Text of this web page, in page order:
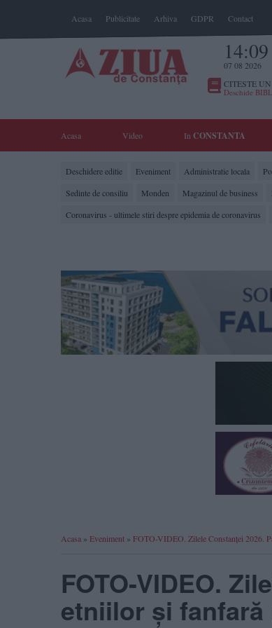
Acasa Publicitate Arhiva GDPR Contact
14:09
07 08 2026
CITESTE
Deschide
Acasa Video In CONSTANTA
Deschidere editie Eveniment Administratie locala
Sedinte de consiliu
Monden Magazinul de business
Coronavirus - ultimele stiri despre epidemia de coronavirus
Acasa » Eveniment » FOTO-VIDEO. Zilele Constanței 2026.
FOTO-VIDEO.
etniilor și